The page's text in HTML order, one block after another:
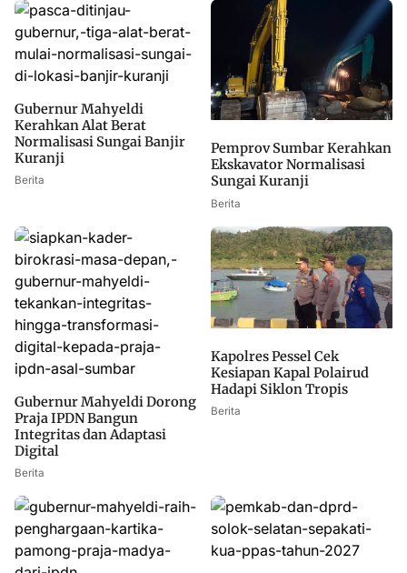
Gubernur Mahyeldi
Kerahkan Alat Berat
Normalisasi Sungai Banjir
Kuranji
Berita
Pemprov Sumbar Kerahkan
Ekskavator Normalisasi
Sungai Kuranji
Berita
Gubernur Mahyeldi Dorong
Praja IPDN Bangun
Integritas dan Adaptasi
Digital
Berita
Kapolres Pessel Cek
Kesiapan Kapal Polairud
Hadapi Siklon Tropis
Berita